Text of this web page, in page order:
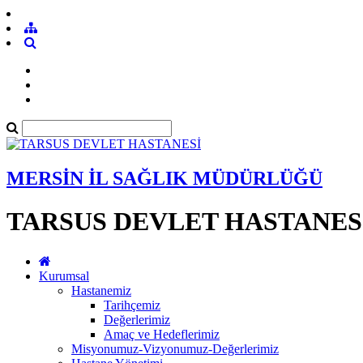
MERSİN İL SAĞLIK MÜDÜRLÜĞÜ
TARSUS DEVLET
Kurumsal
Hastanemiz
Tarihçemiz
Değerlerimiz
Amaç ve Hedeflerimiz
Misyonumuz-Vizyonumuz-Değerlerimiz